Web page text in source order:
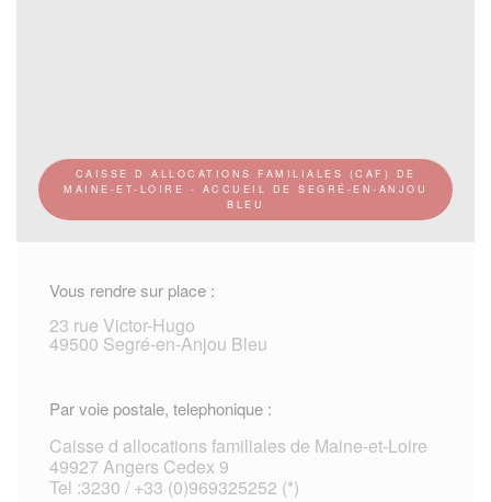
CAISSE D ALLOCATIONS FAMILIALES (CAF) DE
MAINE-ET-LOIRE - ACCUEIL DE SEGRÉ-EN-ANJOU
BLEU
Vous rendre sur place :
23 rue Victor-Hugo
49500 Segré-en-Anjou Bleu
Par voie postale, telephonique :
Caisse d allocations familiales de Maine-et-Loire
49927 Angers Cedex 9
Tel :3230 / +33 (0)969325252 (*)